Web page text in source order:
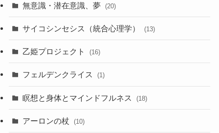
無意識・潜在意識、夢 (20)
サイコシンセシス（統合心理学） (13)
乙姫プロジェクト (16)
フェルデンクライス (1)
瞑想と身体とマインドフルネス (18)
アーロンの杖 (10)